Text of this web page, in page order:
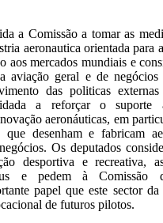
a Comissão a tomar as
aeronautica orientada para
aos mercados mundiais e
aviação geral e de
das politicas
a reforçar o suporte
aeronáuticas, em
que desenham e fabricam
Os deputados
desportiva e recreativa,
e pedem à Comissão
papel que este sector
de futuros pilotos.